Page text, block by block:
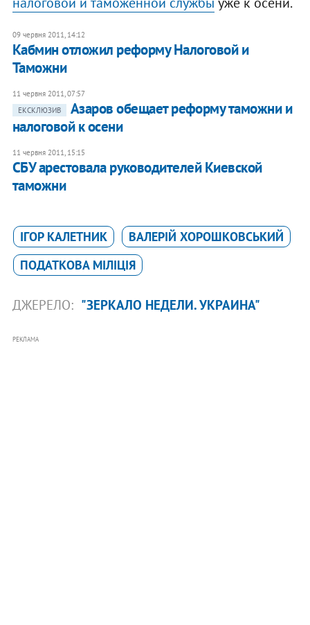
09 червня 2011, 14:12
Кабмин отложил реформу Налоговой и
Таможни
11 червня 2011, 07:57
ЕКСКЛЮЗИВ
Азаров обещает реформу таможни и
налоговой к осени
11 червня 2011, 15:15
СБУ арестовала руководителей Киевской
таможни
ІГОР КАЛЕТНИК
ВАЛЕРІЙ ХОРОШКОВСЬКИЙ
ПОДАТКОВА МІЛІЦІЯ
ДЖЕРЕЛО: "ЗЕРКАЛО НЕДЕЛИ. УКРАИНА"
РЕКЛАМА